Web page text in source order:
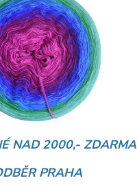
NAD 2000,- ZDARMA
PRAHA